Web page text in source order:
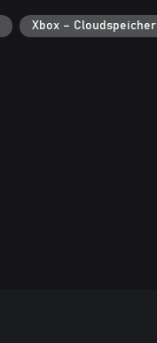
Xbox – Cloudspeicher